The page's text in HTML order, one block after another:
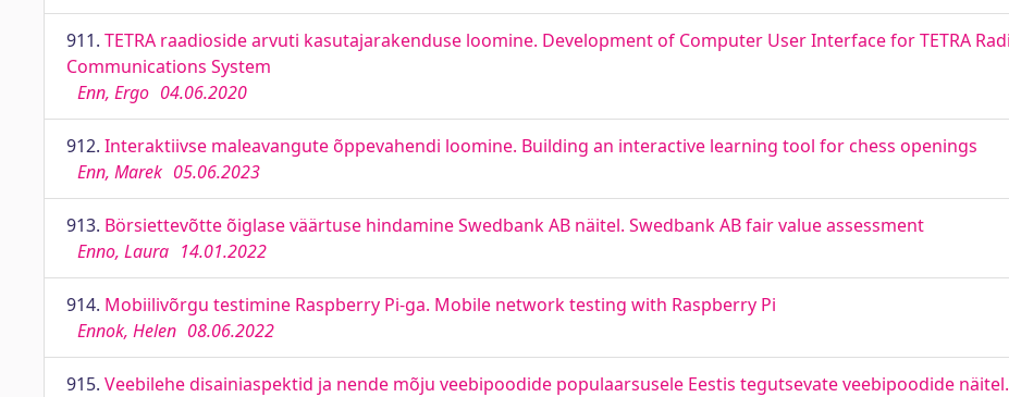
911. TETRA raadioside arvuti kasutajarakenduse loomine. Development of Computer User Interface for TETRA
Communications System
Enn, Ergo 04.06.2020
912. Interaktiivse maleavangute õppevahendi loomine. Building an interactive learning tool for chess openings
Enn, Marek 05.06.2023
913. Börsiettevõtte õiglase väärtuse hindamine Swedbank AB näitel. Swedbank AB fair value assessment
Enno, Laura 14.01.2022
914. Mobiilivõrgu testimine Raspberry Pi-ga. Mobile network testing with Raspberry Pi
Ennok, Helen 08.06.2022
915. Veebilehe disainiaspektid ja nende mõju veebipoodide populaarsusele Eestis tegutsevate veebipoodide